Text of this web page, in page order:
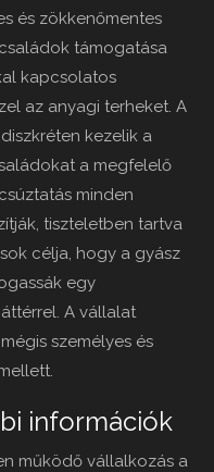
és zökkenőmentes
támogatása
kapcsolatos
az anyagi terheket. A
kezelik a
a megfelelő
minden
tiszteletben tartva
célja, hogy a gyász
egy
A vállalat
személyes és
információk
működő vállalkozás a